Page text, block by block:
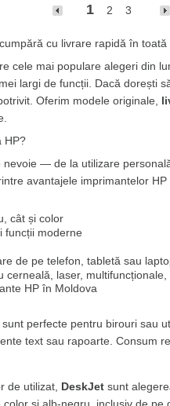
1 2 3
cu livrare rapidă în toată
cele mai populare alegeri din
largi de funcții. Dacă dorești
Oferim modele originale,
HP?
nevoie — de la utilizare
avantajele imprimantelor HP
cât și color
funcții moderne
de pe telefon, tabletă sau
cerneală, laser, multifuncționale,
HP în Moldova
sunt perfecte pentru birouri sau
text sau rapoarte. Consum
de utilizat, DeskJet sunt